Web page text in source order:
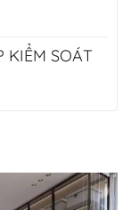
KIỂM SOÁT